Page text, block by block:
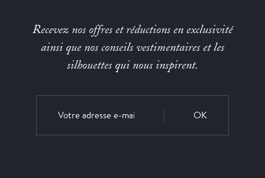
Recevez nos offres et réductions en exclusivité
ainsi que nos conseils vestimentaires et les
silhouettes qui nous inspirent.
OK